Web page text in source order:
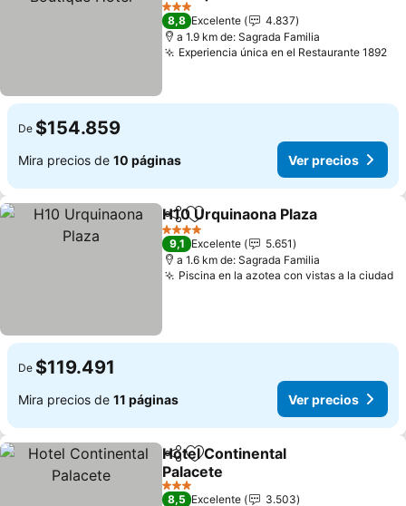
3 Estrellas
8,8 Excelente
4.837
a 1.9 km de: Sagrada Familia
Experiencia única en el Restaurante 1892
De $154.859
Mira precios de 10 páginas Ver precios
CompartirAgregar a favoritos
H10 Urquinaona Plaza
4 Estrellas
9,1 Excelente
5.651
a 1.6 km de: Sagrada Familia
Piscina en la azotea con vistas a la ciudad
De $119.491
Mira precios de 11 páginas Ver precios
CompartirAgregar a favoritos
Hotel Continental
Palacete
3 Estrellas
8,5 Excelente
3.503